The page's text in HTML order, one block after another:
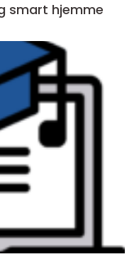
smart hjemme